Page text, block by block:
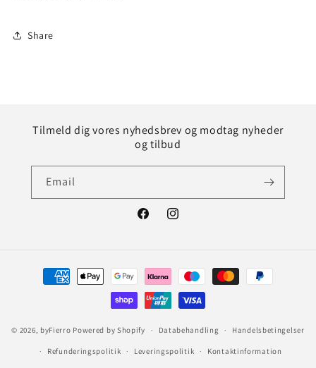
Share
Tilmeld dig vores nyhedsbrev og modtag nyheder
og tilbud
Email
FacebookInstagram
Betalingsmetoder
© 2026, byFierro Powered by Shopify Databehandling Handelsbetingelser
Refunderingspolitik Leveringspolitik Kontaktinformation